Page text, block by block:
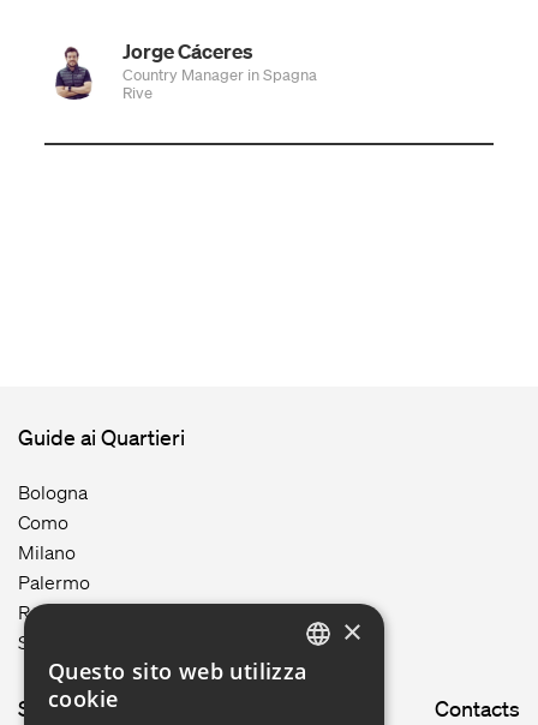
Jorge Cáceres
Country Manager in Spagna
Rive
Guide ai Quartieri
Bologna
Como
Milano
Palermo
Roma
Siracusa
Site map Contacts
ENGLISH
×
Questo sito web utilizza
cookie